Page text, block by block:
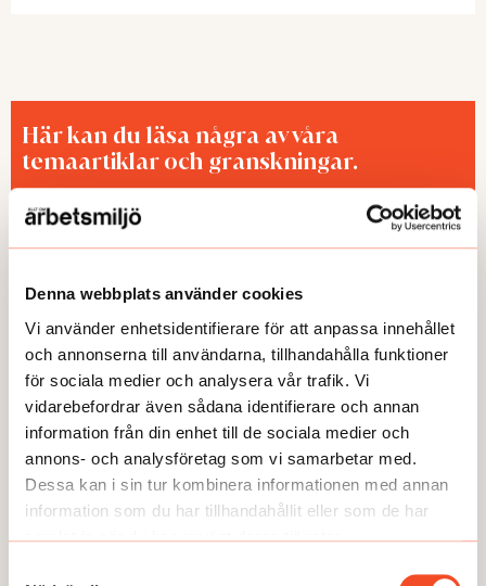
Denna webbplats använder cookies
Vi använder enhetsidentifierare för att anpassa innehållet
och annonserna till användarna, tillhandahålla funktioner
för sociala medier och analysera vår trafik. Vi
vidarebefordrar även sådana identifierare och annan
information från din enhet till de sociala medier och
annons- och analysföretag som vi samarbetar med.
Dessa kan i sin tur kombinera informationen med annan
information som du har tillhandahållit eller som de har
samlat in när du har använt deras tjänster.
Här kan du läsa några av våra
temaartiklar och granskningar.
TEMA
Utmattningssyndrom –
F43.8A – försvinner
TEMA
TEMA Konstant